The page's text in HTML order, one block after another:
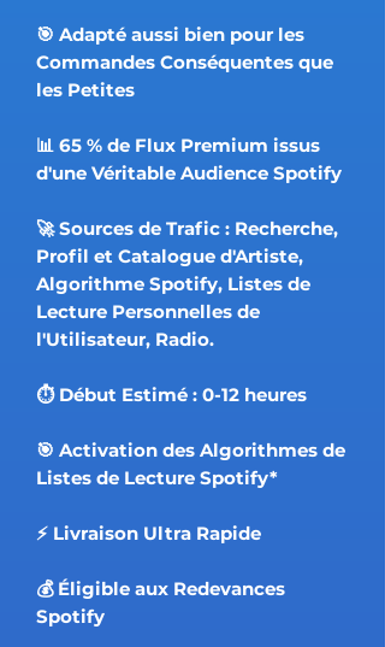
🎯 Adapté aussi bien pour les
Commandes Conséquentes que
les Petites
📊 65 % de Flux Premium issus
d'une Véritable Audience Spotify
🚀 Sources de Trafic : Recherche,
Profil et Catalogue d'Artiste,
Algorithme Spotify, Listes de
Lecture Personnelles de
l'Utilisateur, Radio.
⏱ Début Estimé : 0-12 heures
🎯 Activation des Algorithmes de
Listes de Lecture Spotify*
⚡️ Livraison Ultra Rapide
💰 Éligible aux Redevances
Spotify